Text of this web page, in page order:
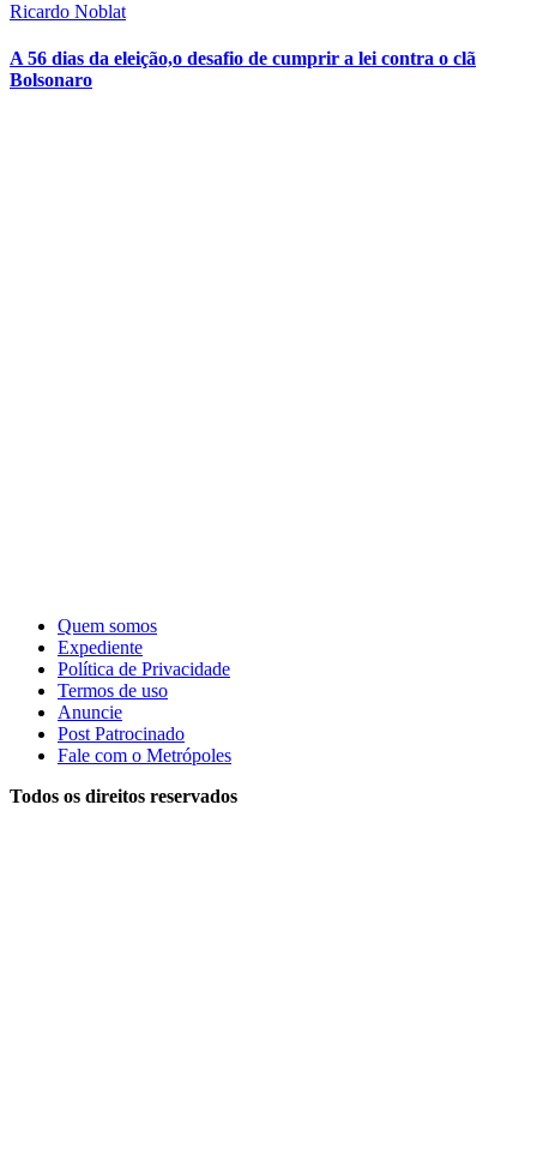
Ricardo Noblat
A 56 dias da eleição,o desafio de cumprir a lei contra o clã
Bolsonaro
Quem somos
Expediente
Política de Privacidade
Termos de uso
Anuncie
Post Patrocinado
Fale com o Metrópoles
Todos os direitos reservados